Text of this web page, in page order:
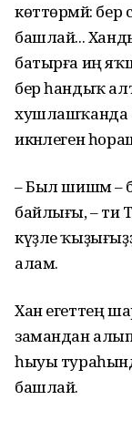
көттөрмәй: бер
башлай...
батырға иң
бер һандыҡ
хушлашҡанда
икәнлеген
– Был шишмә –
байлығы, – ти
күҙле ҡыҙы­ғыҙҙы
алам.
Хан егеттең
замандан
һыуы
башлай.